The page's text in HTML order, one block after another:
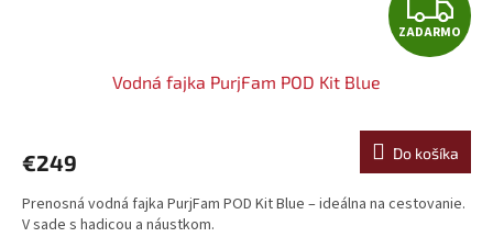
A
A
R
ZADARMO
Vodná fajka PurjFam POD Kit Blue
€249 Do košíka
Prenosná vodná fajka PurjFam POD Kit Blue – ideálna na cestovanie.
V sade s hadicou a náustkom.